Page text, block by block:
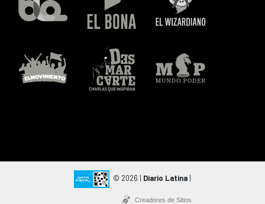
© 2026 | Diario Latina |
Creadores de Sitios